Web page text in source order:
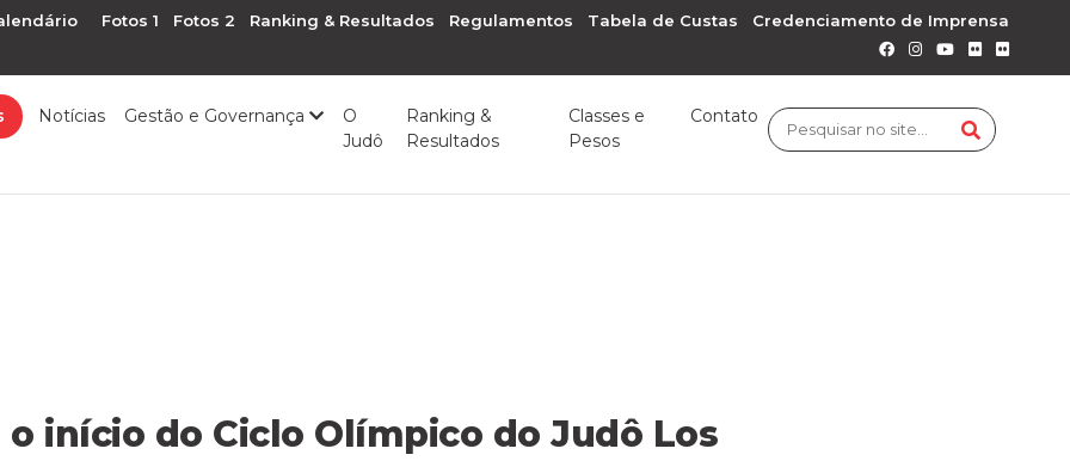
Fotos 1 Fotos 2 Ranking & Resultados Regulamentos Tabela de Custas Credenciamento de Imprensa
Notícias Gestão e Governança
O
Judô
Ranking &
Resultados
Classes e
Pesos
Contato
o início do Ciclo Olímpico do Judô Los